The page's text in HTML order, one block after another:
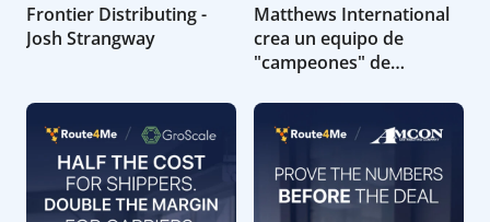
Frontier Distributing -
Josh Strangway
Matthews International
crea un equipo de
"campeones" de